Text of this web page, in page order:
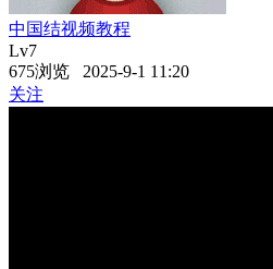
中国结视频教程
Lv7
675浏览 2025-9-1 11:20
关注